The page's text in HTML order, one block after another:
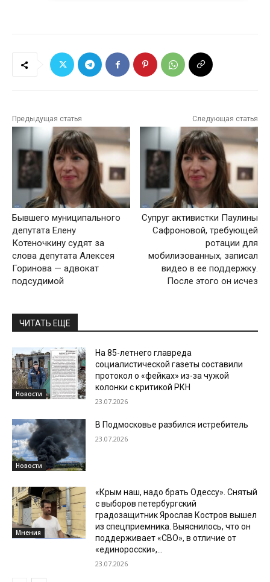
Предыдущая статья
Бывшего муниципального
депутата Елену
Котеночкину судят за
слова депутата Алексея
Горинова — адвокат
подсудимой
Следующая статья
Супруг активистки Паулины
Сафроновой, требующей
ротации для
мобилизованных, записал
видео в ее поддержку.
После этого он исчез
ЧИТАТЬ ЕЩЕ
Новости
На 85-летнего главреда
социалистической газеты составили
протокол о «фейках» из-за чужой
колонки с критикой РКН
23.07.2026
Новости
В Подмосковье разбился истребитель
23.07.2026
Мнения
«Крым наш, надо брать Одессу». Снятый
с выборов петербургский
градозащитник Ярослав Костров вышел
из спецприемника. Выяснилось, что он
поддерживает «СВО», в отличие от
«единоросски»,...
23.07.2026